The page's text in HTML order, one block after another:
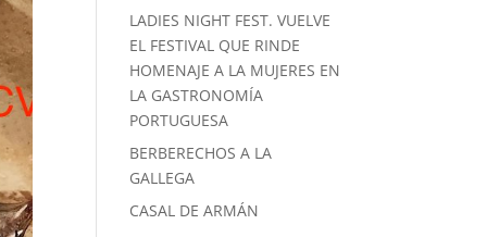
LADIES NIGHT FEST. VUELVE
EL FESTIVAL QUE RINDE
HOMENAJE A LA MUJERES EN
LA GASTRONOMÍA
PORTUGUESA
BERBERECHOS A LA
GALLEGA
CASAL DE ARMÁN